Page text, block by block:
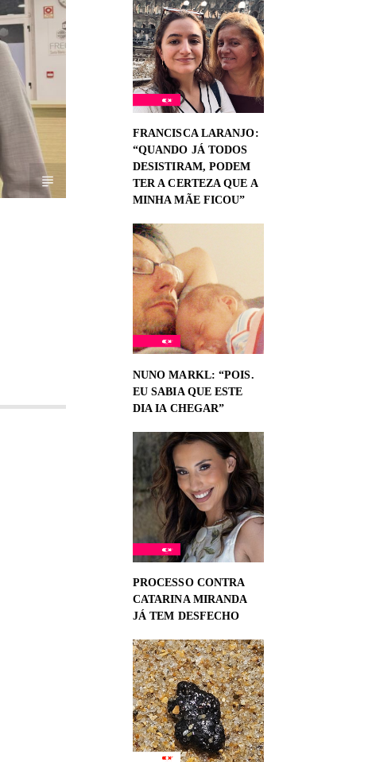
FRANCISCA LARANJO:
“QUANDO JÁ TODOS
DESISTIRAM, PODEM
TER A CERTEZA QUE A
MINHA MÃE FICOU”
NUNO MARKL: “POIS.
EU SABIA QUE ESTE
DIA IA CHEGAR”
PROCESSO CONTRA
CATARINA MIRANDA
JÁ TEM DESFECHO